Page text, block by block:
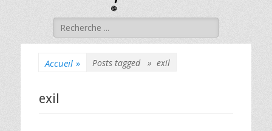
Rechercher :
Accueil » Posts tagged » exil
exil